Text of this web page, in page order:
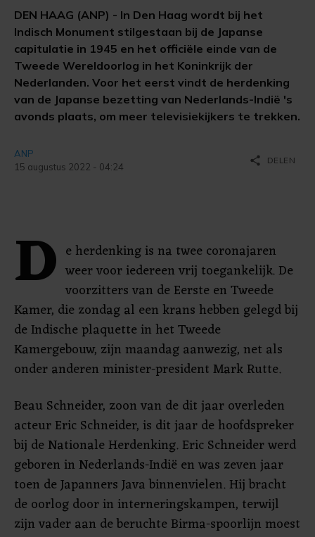
DEN HAAG (ANP) - In Den Haag wordt bij het
Indisch Monument stilgestaan bij de Japanse
capitulatie in 1945 en het officiële einde van de
Tweede Wereldoorlog in het Koninkrijk der
Nederlanden. Voor het eerst vindt de herdenking
van de Japanse bezetting van Nederlands-Indië 's
avonds plaats, om meer televisiekijkers te trekken.
ANP
15 augustus 2022 - 04:24
share DELEN
D e herdenking is na twee coronajaren
weer voor iedereen vrij toegankelijk. De
voorzitters van de Eerste en Tweede
Kamer, die zondag al een krans hebben gelegd bij
de Indische plaquette in het Tweede
Kamergebouw, zijn maandag aanwezig, net als
onder anderen minister-president Mark Rutte.
Beau Schneider, zoon van de dit jaar overleden
acteur Eric Schneider, is dit jaar de hoofdspreker
bij de Nationale Herdenking. Eric Schneider werd
geboren in Nederlands-Indië en was zeven jaar
toen de Japanners Java binnenvielen. Hij bracht
de oorlog door in interneringskampen, terwijl
zijn vader aan de beruchte Birma-spoorlijn moest